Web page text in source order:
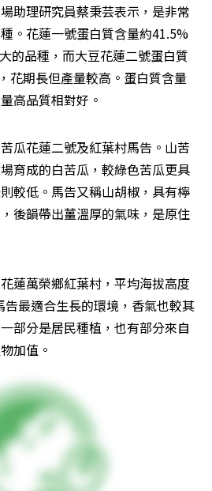
助理研究員蔡秉芸表示，是非常
。花蓮一號蛋白質含量約41.5%
的品種，而大豆花蓮二號蛋白質
花期長但產量較高。蛋白質含量
高品質相對好。
瓜花蓮二號及紅葉村馬告。山苦
育成的白苦瓜，較綠色苦瓜更具
較低。馬告又稱山胡椒，具有檸
後韻帶出薑溫厚的氣味，是原住
蓮萬榮鄉紅葉村，平均海拔高度
最適合生長的環境，香氣也較其
部分是居民種植，也有部分來自
加值。